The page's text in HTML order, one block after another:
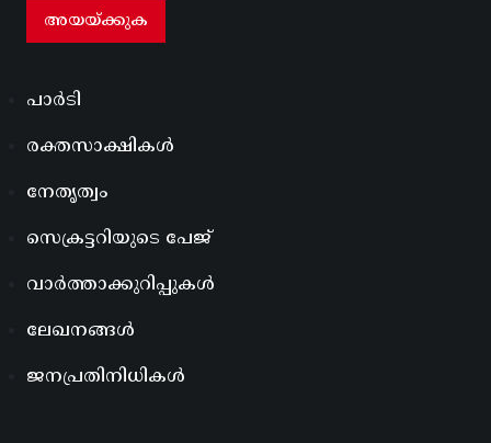
പാർടി
രക്തസാക്ഷികൾ
നേതൃത്വം
സെക്രട്ടറിയുടെ പേജ്
വാർത്താക്കുറിപ്പുകൾ
ലേഖനങ്ങൾ
ജനപ്രതിനിധികൾ